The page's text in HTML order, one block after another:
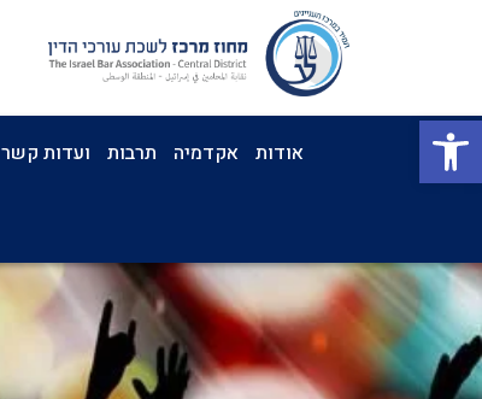
פתח סרגל נגישות אודות אקדמיה תרבות ועדות קשר